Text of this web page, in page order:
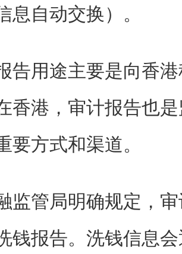
息自动交换）。
告用途主要是向香
香港，审计报告也
要方式和渠道。
监管局明确规定，
钱报告。洗钱信息